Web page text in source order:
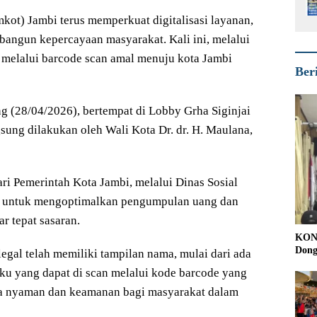
Jambi terus memperkuat digitalisasi layanan,
kepercayaan masyarakat. Kali ini, melalui
barcode scan amal menuju kota Jambi
(28/04/2026), bertempat di Lobby Grha Siginjai
dilakukan oleh Wali Kota Dr. dr. H. Maulana,
Pemerintah Kota Jambi, melalui Dinas Sosial
mengoptimalkan pengumpulan uang dan
tepat sasaran.
telah memiliki tampilan nama, mulai dari ada
yang dapat di scan melalui kode barcode yang
dan keamanan bagi masyarakat dalam